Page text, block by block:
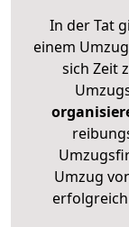
In der Tat
einem
sich Zeit
Umzug